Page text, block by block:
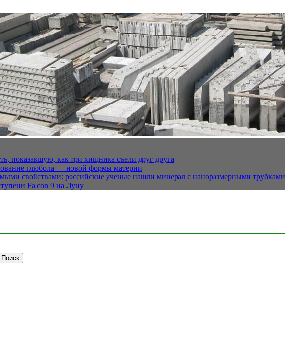
показавшую, как три хищника съели друг друга
глюбола — новой формы материи
свойствами: российские ученые нашли минерал с наноразмерными трубками
Falcon 9 на Луну